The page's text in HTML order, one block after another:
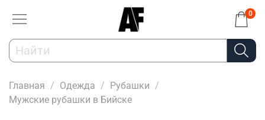
0
Главная Одежда
Рубашки
Мужские рубашки в Бийске